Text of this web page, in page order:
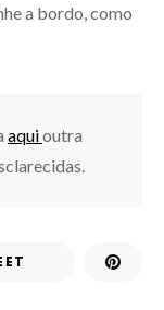
a bordo, como
aquioutra